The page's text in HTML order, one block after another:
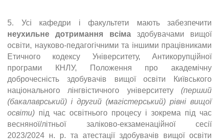
5. Усі кафедри і факультети мають забезпечити
неухильне дотримання всімаздобувачами вищої
освіти, науково-педагогічними та іншими працівниками
Етичного кодексу Університету, Антикорупційної
програми КНЛУ, Положення про академічну
доброчесність здобувачів вищої освіти Київського
національного лінгвістичного університету (перший
(бакалаврський) і другий (магістерський) рівні вищої
освіти) під час освітнього процесу і зокрема під час
весняної/літньої заліково-екзаменаційної сесії
2023/2024 н. р. та атестації здобувачів вищої освіти